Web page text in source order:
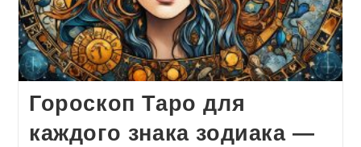
Гороскоп Таро для
каждого знака зодиака —